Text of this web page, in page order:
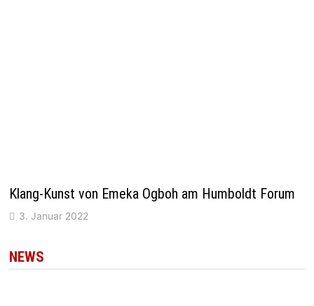
Klang-Kunst von Emeka Ogboh am Humboldt Forum
3. Januar 2022
NEWS